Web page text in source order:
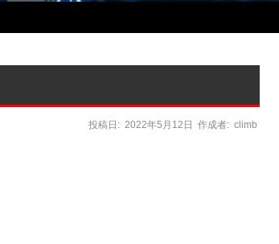
投稿日: 2022年5月12日 作成者: climb